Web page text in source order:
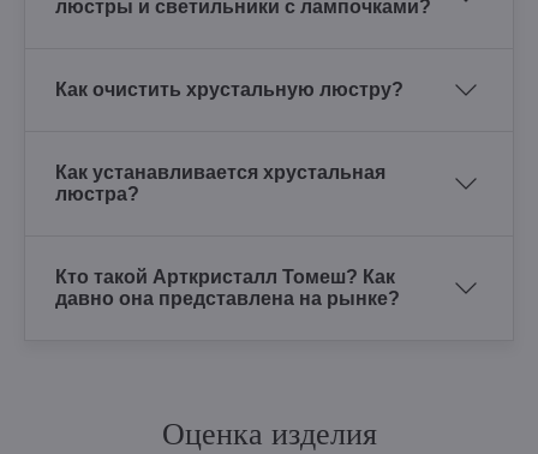
люстры и светильники с лампочками?
Как очистить хрустальную люстру?
Как устанавливается хрустальная
люстра?
Кто такой Арткристалл Томеш? Как
давно она представлена на рынке?
Оценка изделия